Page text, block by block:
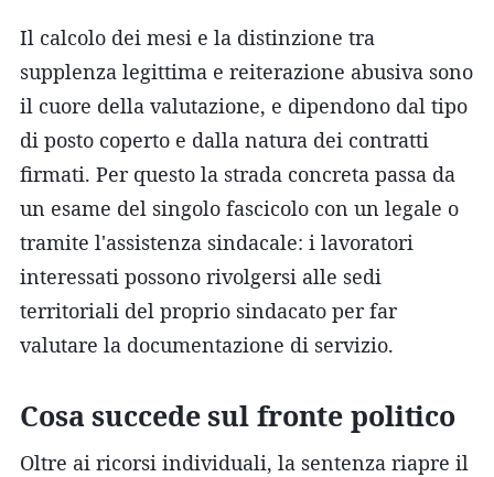
Il calcolo dei mesi e la distinzione tra
supplenza legittima e reiterazione abusiva sono
il cuore della valutazione, e dipendono dal tipo
di posto coperto e dalla natura dei contratti
firmati. Per questo la strada concreta passa da
un esame del singolo fascicolo con un legale o
tramite l'assistenza sindacale: i lavoratori
interessati possono rivolgersi alle sedi
territoriali del proprio sindacato per far
valutare la documentazione di servizio.
Cosa succede sul fronte politico
Oltre ai ricorsi individuali, la sentenza riapre il